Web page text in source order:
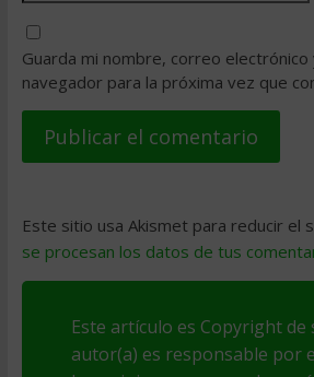
Guarda mi nombre, correo
navegador para la próxima vez que
Este sitio usa Akismet para reducir el
se procesan los datos de tus
Este artículo es Copyright de
autor(a) es responsable por